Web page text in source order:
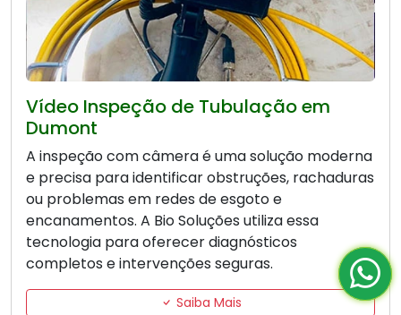
Vídeo Inspeção de Tubulação em
Dumont
A inspeção com câmera é uma solução moderna
e precisa para identificar obstruções, rachaduras
ou problemas em redes de esgoto e
encanamentos. A Bio Soluções utiliza essa
tecnologia para oferecer diagnósticos
completos e intervenções seguras.
Saiba Mais